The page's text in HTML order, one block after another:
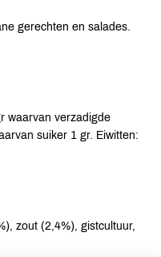
gerechten en salades.
waarvan verzadigde
suiker 1 gr. Eiwitten:
zout (2,4%), gistcultuur,